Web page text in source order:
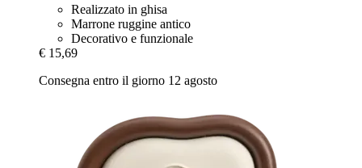
Realizzato in ghisa
Marrone ruggine antico
Decorativo e funzionale
€ 15,69
Consegna entro il giorno 12 agosto